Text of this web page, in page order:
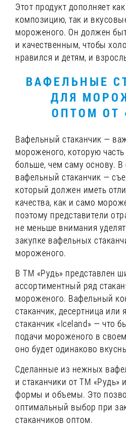
Этот продукт дополняет
композицию, так и
мороженого. Он должен
и качественным, чтобы
нравился и детям, и
ВАФЕЛЬНЫЕ
ДЛЯ
ОПТОМ ОТ
Вафельный стаканчик —
мороженого, которую
больше, чем саму основу. В
вафельный стаканчик —
который должен иметь
качества, как и само
поэтому представители
не меньше внимания
закупке вафельных
мороженого.
В ТМ «Рудь» представлен
ассортиментный ряд
мороженого. Вафельный
стаканчик, десертница или
стаканчик «Iceland» — что
подачи мороженого в
оно будет одинаково
Сделанные из нежных
и стаканчики от ТМ «Рудь»
формы и объемы. Это
оптимальный выбор при
стаканчиков оптом.